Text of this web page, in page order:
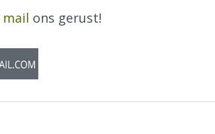
mail ons gerust!